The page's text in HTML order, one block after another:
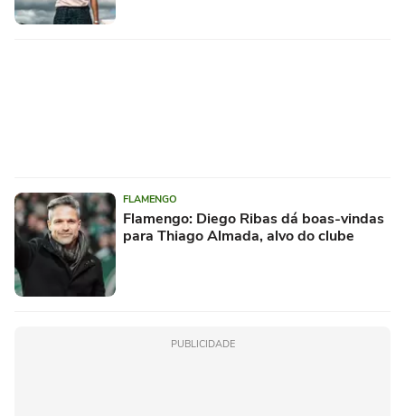
FLAMENGO
Flamengo: Diego Ribas dá boas-vindas
para Thiago Almada, alvo do clube
PUBLICIDADE